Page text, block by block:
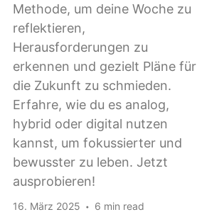
Methode, um deine Woche zu
reflektieren,
Herausforderungen zu
erkennen und gezielt Pläne für
die Zukunft zu schmieden.
Erfahre, wie du es analog,
hybrid oder digital nutzen
kannst, um fokussierter und
bewusster zu leben. Jetzt
ausprobieren!
16. März 2025 6 min read